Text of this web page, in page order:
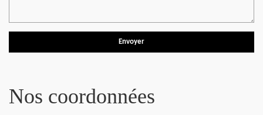
Nos coordonnées